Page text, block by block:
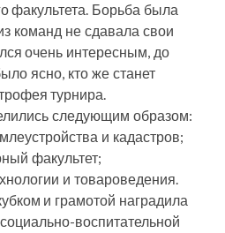
факультета. Борьба была
команд не сдавала свои
очень интересным, до
ясно, кто же станет
турнира.
следующим образом:
и кадастров;
факультет;
и товароведения.
и грамотой наградила
воспитательной